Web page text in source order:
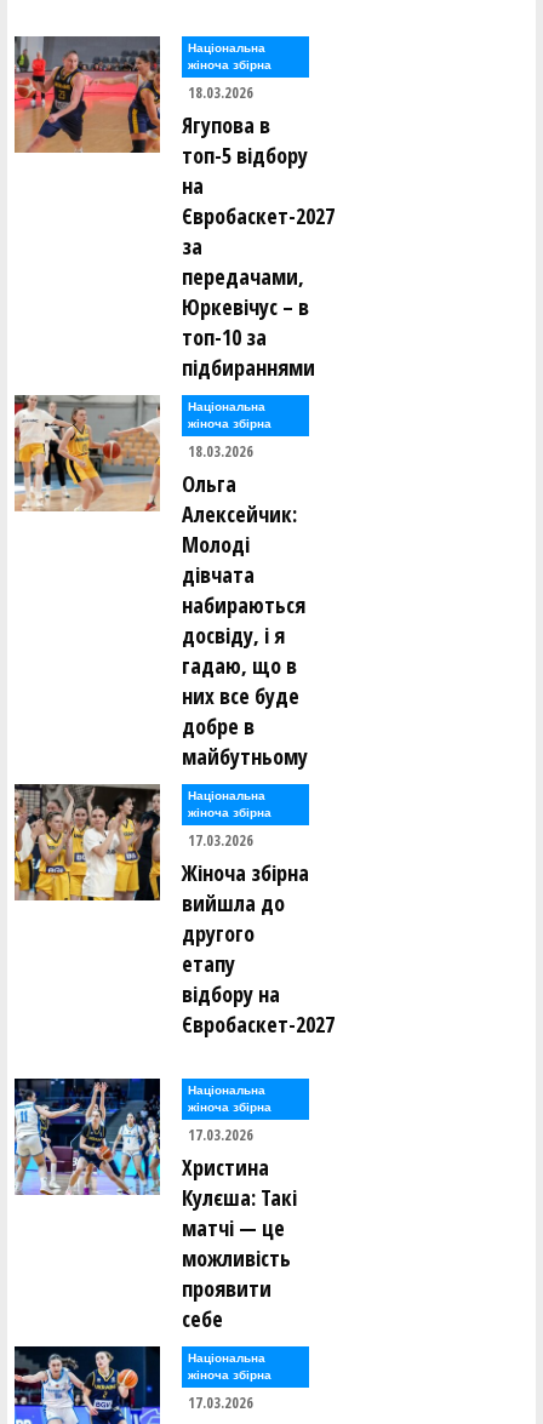
Національна
жіноча збірна
18.03.2026
Ягупова в
топ-5 відбору
на
Євробаскет-2027
за
передачами,
Юркевічус – в
топ-10 за
підбираннями
Національна
жіноча збірна
18.03.2026
Ольга
Алексейчик:
Молоді
дівчата
набираються
досвіду, і я
гадаю, що в
них все буде
добре в
майбутньому
Національна
жіноча збірна
17.03.2026
Жіноча збірна
вийшла до
другого
етапу
відбору на
Євробаскет-2027
Національна
жіноча збірна
17.03.2026
Христина
Кулєша: Такі
матчі — це
можливість
проявити
себе
Національна
жіноча збірна
17.03.2026